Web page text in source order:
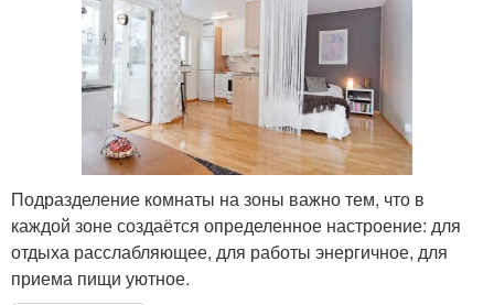
Подразделение комнаты на зоны важно тем, что в
каждой зоне создаётся определенное настроение: для
отдыха расслабляющее, для работы энергичное, для
приема пищи уютное.